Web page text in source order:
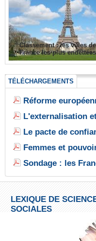
Classement : les villes de
France les plus endettées
TÉLÉCHARGEMENTS
Réforme
L'externalisation
Le pacte de
Femmes et
Sondage : les
LEXIQUE DE
SOCIALES